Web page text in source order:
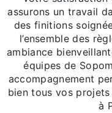
assurons un travail
des finitions
l’ensemble des
ambiance
équipes de
accompagnement
bien tous vos
à